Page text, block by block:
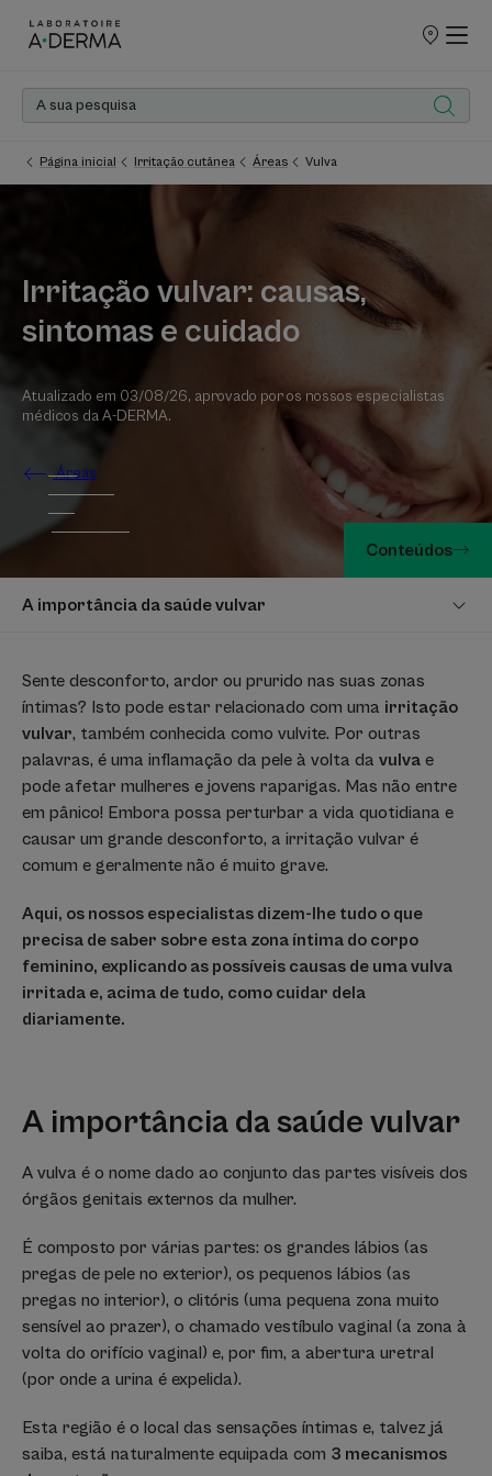
PONTOS
Página inicial Irritação cutânea Áreas Vulva
Irritação vulvar: causas,
sintomas e cuidado
Atualizado em 03/08/26, aprovado poros nossos especialistas
médicos da A-DERMA.
Áreas
Conteúdos
A importância da saúde vulvar
Sente desconforto, ardor ou prurido nas suas zonas
íntimas? Isto pode estar relacionado com uma irritação
vulvar, também conhecida como vulvite. Por outras
palavras, é uma inflamação da pele à volta da vulva e
pode afetar mulheres e jovens raparigas. Mas não entre
em pânico! Embora possa perturbar a vida quotidiana e
causar um grande desconforto, a irritação vulvar é
comum e geralmente não é muito grave.
Aqui, os nossos especialistas dizem-lhe tudo o que
precisa de saber sobre esta zona íntima do corpo
feminino, explicando as possíveis causas de uma vulva
irritada e, acima de tudo, como cuidar dela
diariamente.
A importância da saúde vulvar
A vulva é o nome dado ao conjunto das partes visíveis dos
órgãos genitais externos da mulher.
É composto por várias partes: os grandes lábios (as
pregas de pele no exterior), os pequenos lábios (as
pregas no interior), o clitóris (uma pequena zona muito
sensível ao prazer), o chamado vestíbulo vaginal (a zona à
volta do orifício vaginal) e, por fim, a abertura uretral
(por onde a urina é expelida).
Esta região é o local das sensações íntimas e, talvez já
saiba, está naturalmente equipada com 3 mecanismos